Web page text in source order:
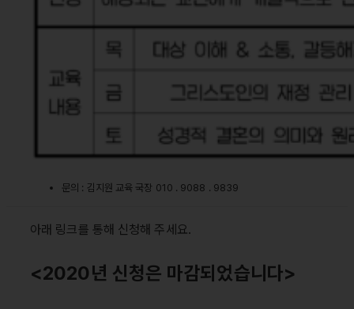
문의 : 김지원 교육 국장 010 . 9088 . 9839
아래 링크를 통해 신청해 주세요.
<2020년 신청은 마감되었습니다>